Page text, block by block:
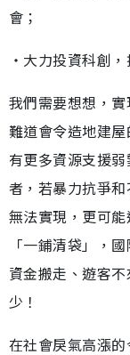
會；
‧大力投資科創，
我們需要想想，
難道會令造地建
有更多資源支援
者，若暴力抗爭和
無法實現，更可
「一鋪清袋」，
資金搬走、遊客
少！
在社會戾氣高漲